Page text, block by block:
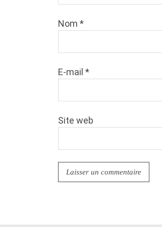
Nom *
E-mail *
Site web